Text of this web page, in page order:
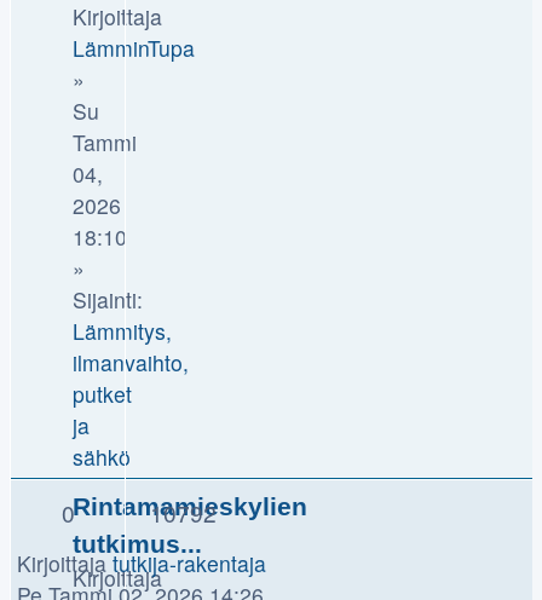
Kirjoittaja
LämminTupa
»
Su
Tammi
04,
2026
18:10
»
Sijainti:
Lämmitys,
ilmanvaihto,
putket
ja
sähkö
Rintamamieskylien
tutkimus...
Kirjoittaja
0 10792
Kirjoittajatutkija-rakentaja